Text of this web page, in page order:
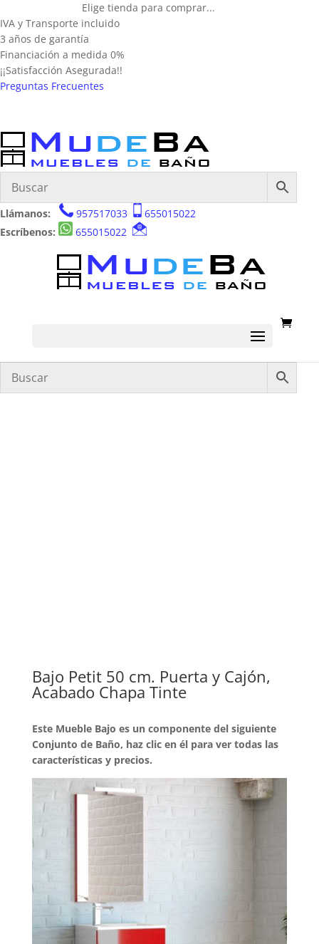
Elige tienda para comprar...
IVA y Transporte incluido
3 años de garantía
Financiación a medida 0%
¡¡Satisfacción Asegurada!!
Preguntas Frecuentes
Llámanos: 957517033
655015022
Escríbenos:
655015022
Bajo Petit 50 cm. Puerta y Cajón,
Acabado Chapa Tinte
Este Mueble Bajo es un componente del siguiente
Conjunto de Baño, haz clic en él para ver todas las
características y precios.